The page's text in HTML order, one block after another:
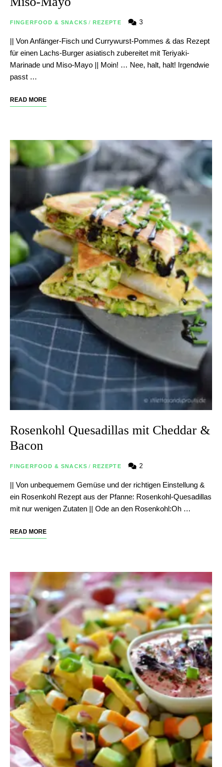
FINGERFOOD & SNACKS / REZEPTE 3
|| Von Anfänger-Fisch und Currywurst-Pommes & das Rezept
für einen Lachs-Burger asiatisch zubereitet mit Teriyaki-
Marinade und Miso-Mayo || Moin! … Nee, halt, halt! Irgendwie
passt …
READ MORE
Rosenkohl Quesadillas mit Cheddar &
Bacon
FINGERFOOD & SNACKS / REZEPTE 2
|| Von unbequemem Gemüse und der richtigen Einstellung &
ein Rosenkohl Rezept aus der Pfanne: Rosenkohl-Quesadillas
mit nur wenigen Zutaten || Ode an den Rosenkohl:Oh …
READ MORE